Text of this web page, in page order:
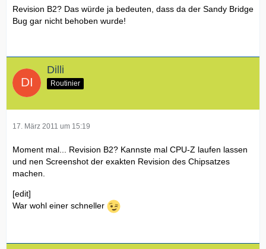
Revision B2? Das würde ja bedeuten, dass da der Sandy Bridge
Bug gar nicht behoben wurde!
Dilli
Routinier
17. März 2011 um 15:19
Moment mal... Revision B2? Kannste mal CPU-Z laufen lassen
und nen Screenshot der exakten Revision des Chipsatzes
machen.
[edit]
War wohl einer schneller